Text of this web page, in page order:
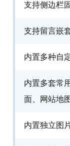
支持侧边栏
支持留言嵌
内置多种自
内置多套常
面、网站地
内置独立图